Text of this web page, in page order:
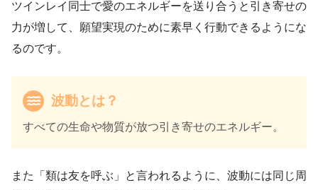
ツインレイ同士で愛のエネルギーを送り合うと引き寄せの
力が増して、願望実現のために素早く行動できるようにな
るのです。
波動とは？
すべての生命や物質が放つ引き寄せのエネルギー。
また「類は友を呼ぶ」と言われるように、波動には同じ周